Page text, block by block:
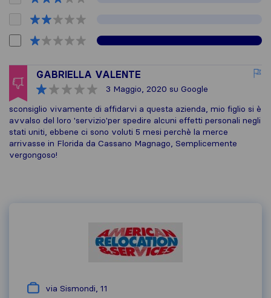
GABRIELLA VALENTE
3 Maggio, 2020 su Google
sconsiglio vivamente di affidarvi a questa azienda, mio figlio si è
avvalso del loro 'servizio'per spedire alcuni effetti personali negli
stati uniti, ebbene ci sono voluti 5 mesi perchè la merce
arrivasse in Florida da Cassano Magnago, Semplicemente
vergongoso!
via Sismondi, 11